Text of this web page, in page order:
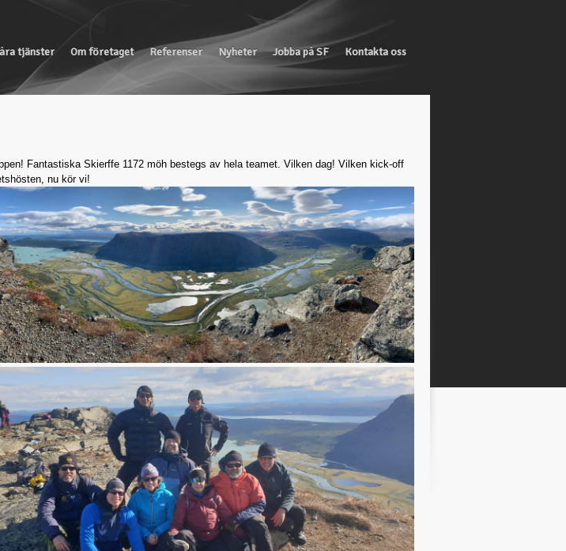
tjänster Om företaget Referenser Nyheter Jobba på SF Kontakta oss
Fantastiska Skierffe 1172 möh bestegs av hela teamet. Vilken dag! Vilken kick-off
nu kör vi!